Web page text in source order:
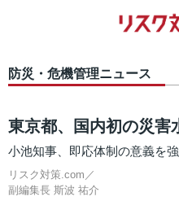
防災・危機管理ニュース
東京都、国内初の災害
小池知事、即応体制の意義を
リスク対策.com／
副編集長 斯波 祐介